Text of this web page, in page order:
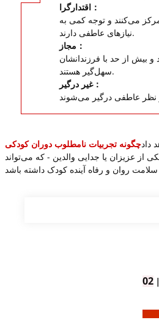
اقتدارگرا：
می‌کنند و توجه کمی به
نیازهای عاطفی دارند.
مجاز：
و بیش از حد با فرزندانشان
سهل‌گیر هستند.
غیر درگیر：
داد
عزیزان یا جدایی والدین - که می‌تواند
02｜